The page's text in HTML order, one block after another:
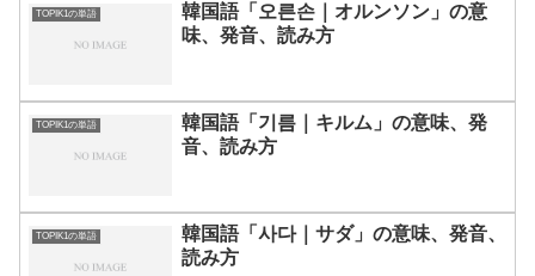
TOPIK1の単語
韓国語「오른손｜オルンソン」の意
味、発音、読み方
TOPIK1の単語
韓国語「기름｜キルム」の意味、発
音、読み方
TOPIK1の単語
韓国語「사다｜サダ」の意味、発音、
読み方